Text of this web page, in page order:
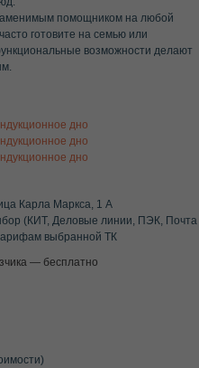
помощником на любой
готовите на семью или
возможности делают
дно
дно
дно
Карла Маркса, 1 А
(КИТ, Деловые линии, ПЭК, Почта
выбранной ТК
— бесплатно